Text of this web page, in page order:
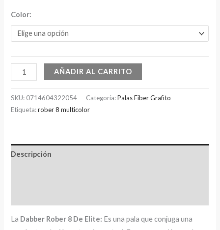
Color:
AÑADIR AL CARRITO
SKU: 0714604322054 Categoría:Palas Fiber Grafito
Etiqueta:rober 8 multicolor
Descripción
La Dabber Rober 8 De Elite: Es una pala que conjuga una